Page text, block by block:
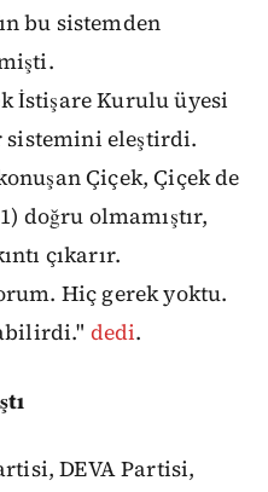
bu sistemden
İstişare Kurulu üyesi
sistemini eleştirdi.
Çiçek, Çiçek de
doğru olmamıştır,
çıkarır.
Hiç gerek yoktu.
dedi.
DEVA Partisi,